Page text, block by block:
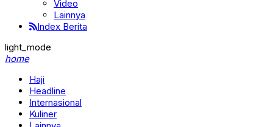
Video
Lainnya
Index Berita
light_mode
home
Haji
Headline
Internasional
Kuliner